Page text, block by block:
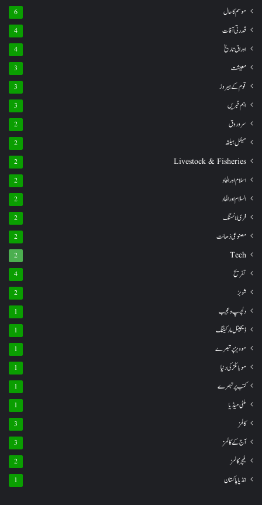
موسم کا حال 6
قدرتی آفات 4
اوراق تاریخ 4
معیشت 3
قوم کے ہیروز 3
اہم خبریں 3
سروروق 2
مینٹل ہیلتھ 2
Livestock & Fisheries
2
اسلام اور الحاد 2
السلام اور الحاد 2
فری لانسنگ 2
مصنوعی ذھانت 2
Tech
2
تفریح 4
شوبز 2
دلچسپ و عجیب 1
ڈیجیٹل مارکیٹنگ 1
موویز پر تبصرے 1
موبائلز کی دنیا 1
کتب پر تبصرے 1
ملٹی میڈیا 1
کالمز 3
آج کے کالمز 3
فیچر کالمز 2
انڈیا پاکستان 1